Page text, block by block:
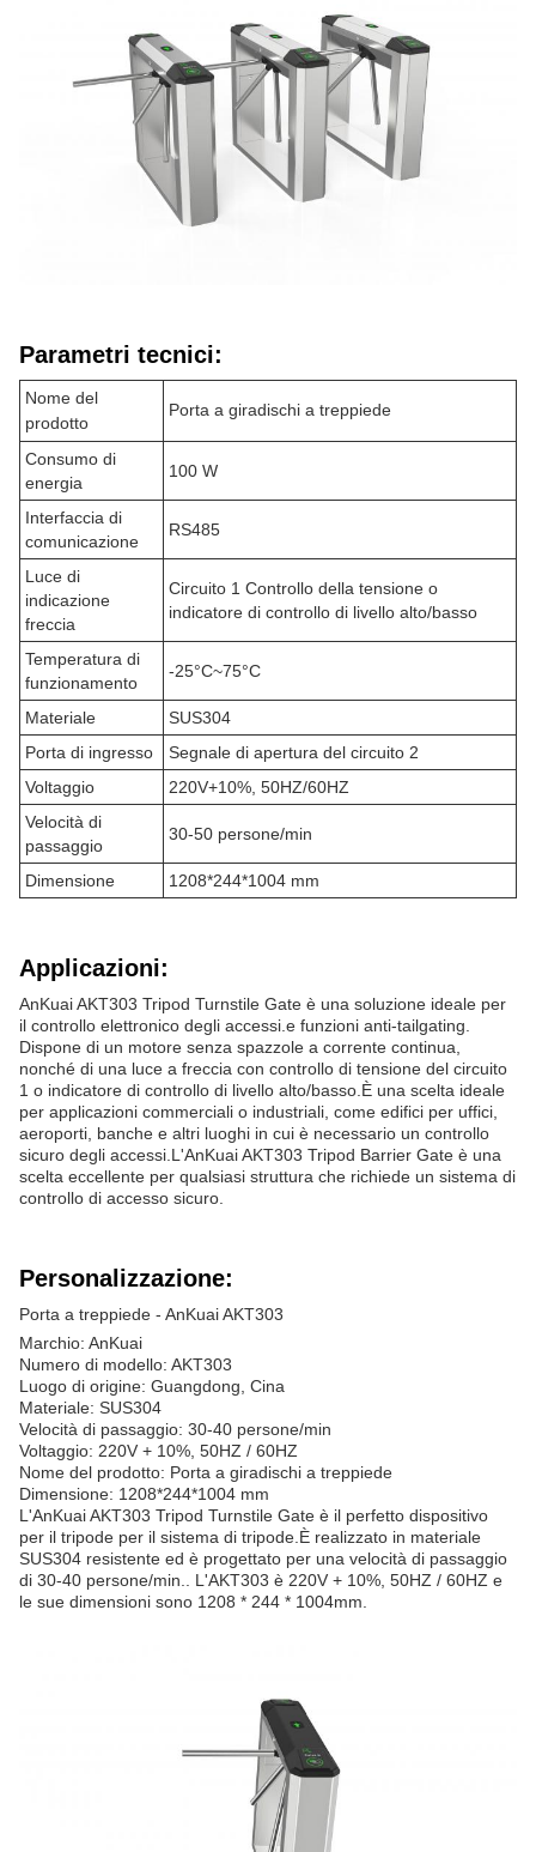
Parametri tecnici:
Nome del
prodotto
Porta a giradischi a treppiede
Consumo di
energia
100 W
Interfaccia di
comunicazione
RS485
Luce di
indicazione
freccia
Circuito 1 Controllo della tensione o
indicatore di controllo di livello alto/basso
Temperatura di
funzionamento
-25°C~75°C
Materiale
SUS304
Porta di ingresso
Segnale di apertura del circuito 2
Voltaggio
220V+10%, 50HZ/60HZ
Velocità di
passaggio
30-50 persone/min
Dimensione 1208*244*1004 mm
Applicazioni:
AnKuai AKT303 Tripod Turnstile Gate è una soluzione ideale per
il controllo elettronico degli accessi.e funzioni anti-tailgating.
Dispone di un motore senza spazzole a corrente continua,
nonché di una luce a freccia con controllo di tensione del circuito
1 o indicatore di controllo di livello alto/basso.È una scelta ideale
per applicazioni commerciali o industriali, come edifici per uffici,
aeroporti, banche e altri luoghi in cui è necessario un controllo
sicuro degli accessi.L'AnKuai AKT303 Tripod Barrier Gate è una
scelta eccellente per qualsiasi struttura che richiede un sistema di
controllo di accesso sicuro.
Personalizzazione:
Porta a treppiede - AnKuai AKT303
Marchio: AnKuai
Numero di modello: AKT303
Luogo di origine: Guangdong, Cina
Materiale: SUS304
Velocità di passaggio: 30-40 persone/min
Voltaggio: 220V + 10%, 50HZ / 60HZ
Nome del prodotto: Porta a giradischi a treppiede
Dimensione: 1208*244*1004 mm
L'AnKuai AKT303 Tripod Turnstile Gate è il perfetto dispositivo
per il tripode per il sistema di tripode.È realizzato in materiale
SUS304 resistente ed è progettato per una velocità di passaggio
di 30-40 persone/min.. L'AKT303 è 220V + 10%, 50HZ / 60HZ e
le sue dimensioni sono 1208 * 244 * 1004mm.